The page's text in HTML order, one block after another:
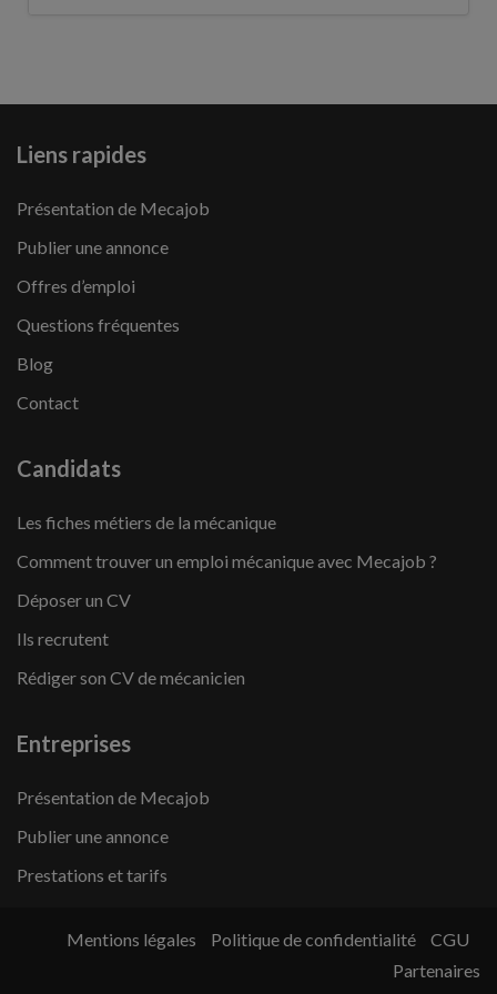
Liens rapides
Présentation de Mecajob
Publier une annonce
Offres d’emploi
Questions fréquentes
Blog
Contact
Candidats
Les fiches métiers de la mécanique
Comment trouver un emploi mécanique avec Mecajob ?
Déposer un CV
Ils recrutent
Rédiger son CV de mécanicien
Entreprises
Présentation de Mecajob
Publier une annonce
Prestations et tarifs
Mentions légales Politique de confidentialité
CGU
Partenaires